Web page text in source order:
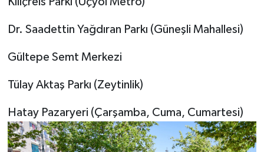
Dr. Saadettin Yağdıran Parkı (Güneşli Mahallesi)
Gültepe Semt Merkezi
Tülay Aktaş Parkı (Zeytinlik)
Hatay Pazaryeri (Çarşamba, Cuma, Cumartesi)